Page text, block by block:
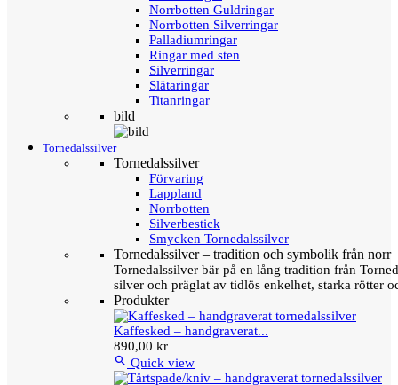
Norrbotten Guldringar
Norrbotten Silverringar
Palladiumringar
Ringar med sten
Silverringar
Slätaringar
Titanringar
bild
Tornedalssilver
Tornedalssilver
Förvaring
Lappland
Norrbotten
Silverbestick
Smycken Tornedalssilver
Tornedalssilver – tradition och symbolik från norr
Tornedalssilver bär på en lång tradition från
silver och präglat av tidlös enkelhet, starka rötter
Produkter
Kaffesked – handgraverat...
890,00 kr
 Quick view